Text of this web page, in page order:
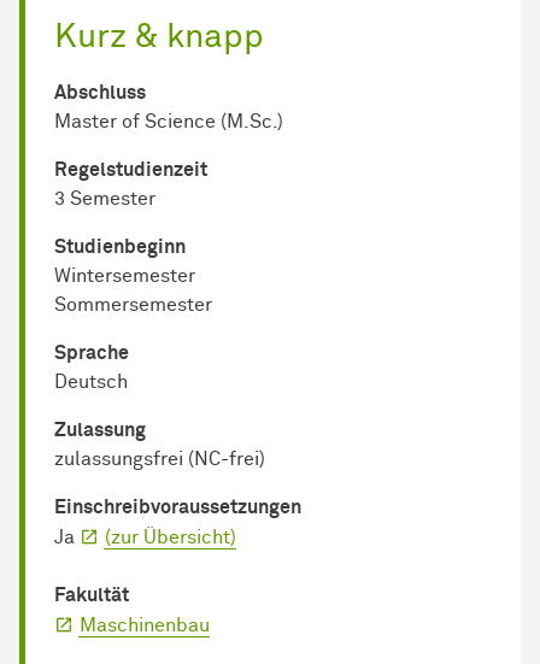
Kurz & knapp
Abschluss
Master of Science (M.Sc.)
Regel­studienzeit
3 Semester
Studienbeginn
Wintersemester
Sommersemester
Sprache
Deutsch
Zulassung
zulassungsfrei (NC-frei)
Einschreib­voraussetzungen
Ja
(zur Übersicht)
Fakultät
Maschinenbau